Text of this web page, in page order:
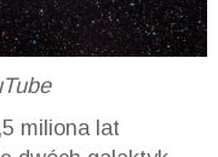
miliona lat